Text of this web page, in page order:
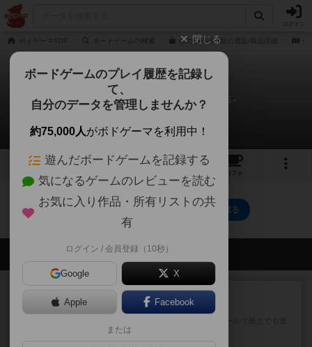
ログイン
ボドゲーマTOP 命の砂時計 3版の通販/商品詳細
命の砂時計-Limit 7 days-
0件のリプレイ日記
2 12
カフェ
命の砂時計-Limit 7 days-のトップに戻る
会員の新しい投稿
オバケだぞ～
べるゲーム。こんなの子ども...
閉じる
ボードゲームのプレイ履歴を記録し
て、
自分のデータを管理しませんか？
約75,000人がボドゲーマを利用中！
遊んだボードゲームを記録する
気になるゲームのレビューを読む
お気に入り作品・所有リストの共
有
ログイン / 会員登録（10秒）
Google X
Apple Facebook
または